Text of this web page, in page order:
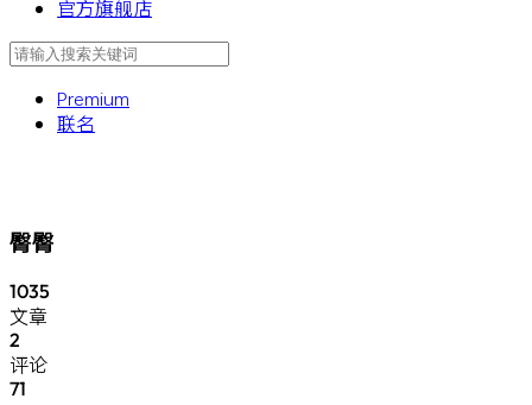
官方旗舰店
Premium
联名
臀臀
1035
文章
2
评论
71